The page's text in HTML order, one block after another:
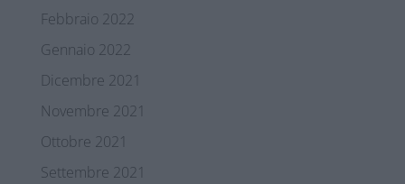
Febbraio 2022
Gennaio 2022
Dicembre 2021
Novembre 2021
Ottobre 2021
Settembre 2021